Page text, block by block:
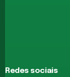
Redes sociais